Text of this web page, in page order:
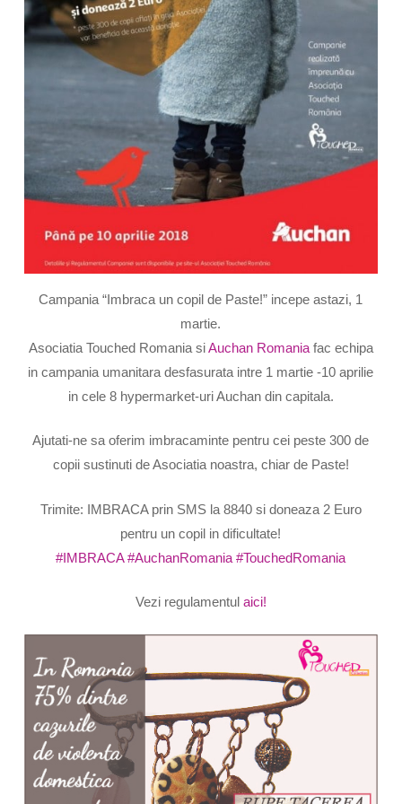
Campania “Imbraca un copil de Paste!” incepe astazi, 1
martie.
Asociatia Touched Romania siAuchan Romaniafac echipa
in campania umanitara desfasurata intre 1 martie -10 aprilie
in cele 8 hypermarket-uri Auchan din capitala.
Ajutati-ne sa oferim imbracaminte pentru cei peste 300 de
copii sustinuti de Asociatia noastra, chiar de Paste!
Trimite: IMBRACA prin SMS la 8840 si doneaza 2 Euro
pentru un copil in dificultate!
#IMBRACA#AuchanRomania #TouchedRomania
Vezi regulamentul aici!